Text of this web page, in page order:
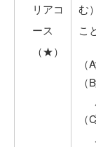
リアコ
ース
（★）
む
こ